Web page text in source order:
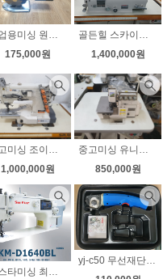
공업용미싱 원단재단기 무선재단기 RCS-110 4단계 속도조절 라이트
175,000원
골든힐 스카이빙 명품스카이빙 스키 가죽피할기 대만 무소음모터 무료배송
1,400,000원
중고미싱 조이삼봉 수동삼봉 상태최상 거의사용안한 상태최상의 삼봉미싱 무소음모터 무료배송
1,000,000원
중고미싱 유니콘 공업용오버록 니혼오버 m752-13h 무소음모터 인타록(날라리) 무료배송
850,000원
썬스타미싱 최신형 다이렉트 롱암 상하송 자동사절미싱 KM-D1640BL-7 사은품 고급무선 전동가위 증정
yj-c50 무선재단기 충전재단기 원단재단기 미니재단기 사용편리 초보자도 쉽게사용